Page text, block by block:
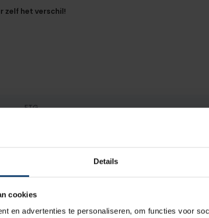
Details
cookies
en advertenties te personaliseren, om functies voor
zelf het verschil!
FTG
Veter